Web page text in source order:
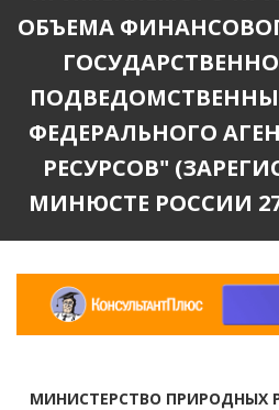
ОБЪЕМА
ФЕДЕРАЛЬНОГО
РЕСУРСОВ"
МИНЮСТЕ РОССИИ
МИНИСТЕРСТВО ПРИРОДНЫХ